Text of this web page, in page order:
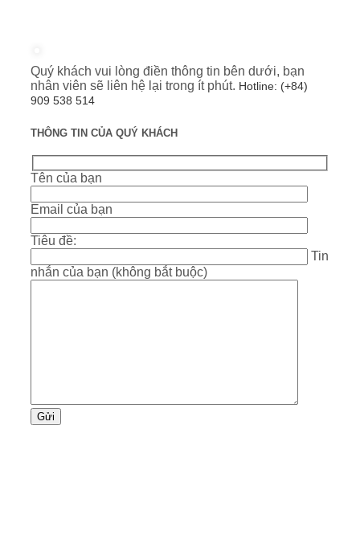
Quý khách vui lòng điền thông tin bên dưới, bạn
nhân viên sẽ liên hệ lại trong ít phút. Hotline: (+84)
909 538 514
THÔNG TIN CỦA QUÝ KHÁCH
Tên của bạn
Email của bạn
Tiêu đề:
Tin
nhắn của bạn (không bắt buộc)